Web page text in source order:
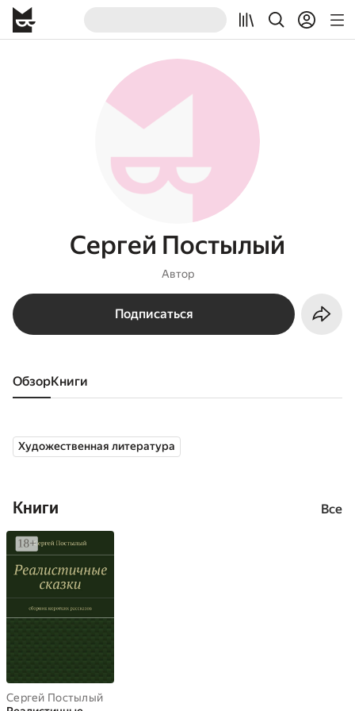
Сергей Постылый
Автор
Подписаться
Обзор книги
Художественная литература
Книги Все
Сергей Постылый